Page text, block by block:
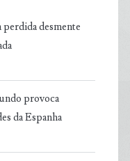
desmente
provoca
da Espanha